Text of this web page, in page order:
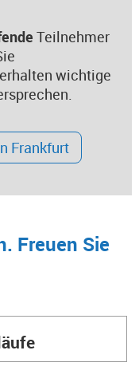
Teilnehmer
wichtige
Frankfurt
Freuen Sie